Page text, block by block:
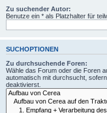
Zu suchender Autor:
Benutze ein * als Platzhalter für
SUCHOPTIONEN
Zu durchsuchende Foren:
Wähle das Forum oder die Foren
automatisch mit durchsucht,
deaktivierst.